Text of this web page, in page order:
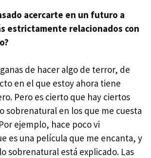
acercarte en un futuro a
estrictamente relacionados con
de hacer algo de terror, de
en el que estoy ahora tiene
Pero es cierto que hay ciertos
sobrenatural en los que me cuesta
ejemplo, hace poco vi
es una película que me encanta, y
sobrenatural está explicado. Las